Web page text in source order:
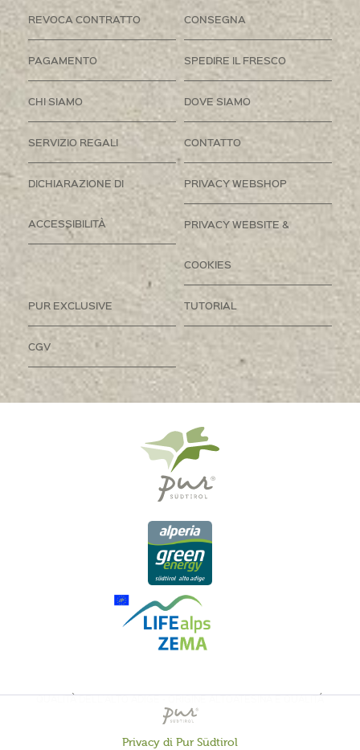
REVOCA CONTRATTO CONSEGNA
PAGAMENTO SPEDIRE IL FRESCO
CHI SIAMO DOVE SIAMO
SERVIZIO REGALI CONTATTO
DICHIARAZIONE DI
ACCESSIBILITÀ
PRIVACY WEBSHOP
PRIVACY WEBSITE &
COOKIES
PUR EXCLUSIVE TUTORIAL
CGV
QUALITÀ DELL'ALTO ADIGE - ORIGINE ALTOATESINA E QUALITÁ
CONTROLLATA
Privacy di Pur Südtirol